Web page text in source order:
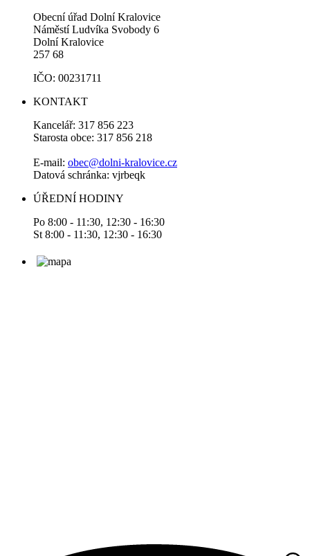
Obecní úřad Dolní Kralovice
Náměstí Ludvíka Svobody 6
Dolní Kralovice
257 68
IČO: 00231711
KONTAKT
Kancelář: 317 856 223
Starosta obce: 317 856 218
E-mail: obec@dolni-kralovice.cz
Datová schránka: vjrbeqk
ÚŘEDNÍ HODINY
Po 8:00 - 11:30, 12:30 - 16:30
St 8:00 - 11:30, 12:30 - 16:30